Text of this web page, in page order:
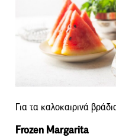
Για τα καλοκαιρινά
Frozen Margarita